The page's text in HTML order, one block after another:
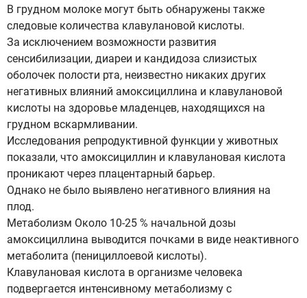
В грудном молоке могут быть обнаружены также
следовые количества клавулановой кислоты.
За исключением возможности развития
сенсибилизации, диареи и кандидоза слизистых
оболочек полости рта, неизвестно никаких других
негативных влияний амоксициллина и клавулановой
кислоты на здоровье младенцев, находящихся на
грудном вскармливании.
Исследования репродуктивной функции у животных
показали, что амоксициллин и клавулановая кислота
проникают через плацентарный барьер.
Однако не было выявлено негативного влияния на
плод.
Метаболизм Около 10-25 % начальной дозы
амоксициллина выводится почками в виде неактивного
метаболита (пенициллоевой кислоты).
Клавулановая кислота в организме человека
подвергается интенсивному метаболизму с